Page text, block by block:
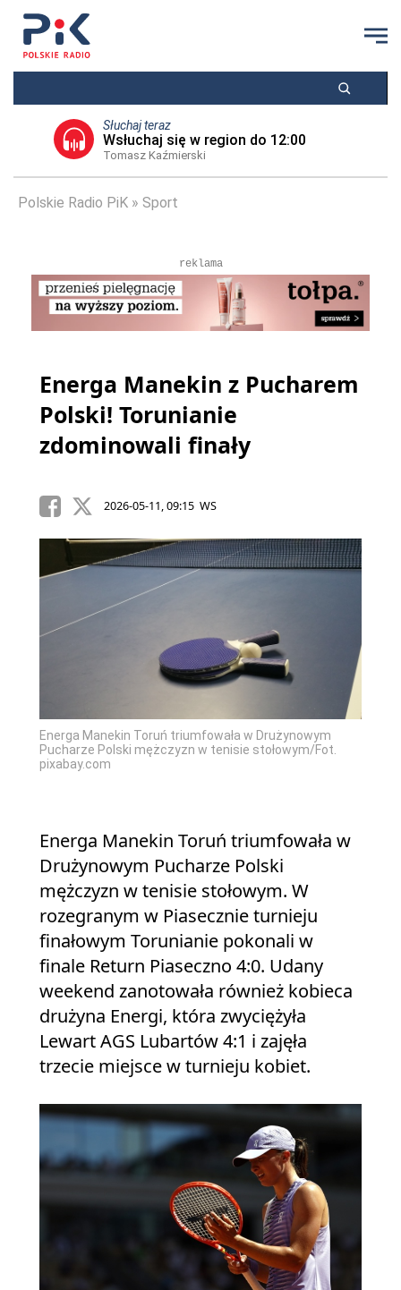
Słuchaj teraz
Wsłuchaj się w region do 12:00
Tomasz Kaźmierski
Polskie Radio PiK Sport
reklama
Energa Manekin z Pucharem
Polski! Torunianie
zdominowali finały
2026-05-11, 09:15 WS
Energa Manekin Toruń triumfowała w Drużynowym
Pucharze Polski mężczyzn w tenisie stołowym/Fot.
pixabay.com
Energa Manekin Toruń triumfowała w
Drużynowym Pucharze Polski
mężczyzn w tenisie stołowym. W
rozegranym w Piasecznie turnieju
finałowym Torunianie pokonali w
finale Return Piaseczno 4:0. Udany
weekend zanotowała również kobieca
drużyna Energi, która zwyciężyła
Lewart AGS Lubartów 4:1 i zajęła
trzecie miejsce w turnieju kobiet.